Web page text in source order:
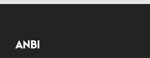
ANBI